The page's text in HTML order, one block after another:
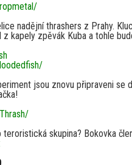
nadějní thrashers z Prahy.
kapely zpěvák Kuba a tohle
jsou znovu připraveni
teroristická skupina? Bokovka